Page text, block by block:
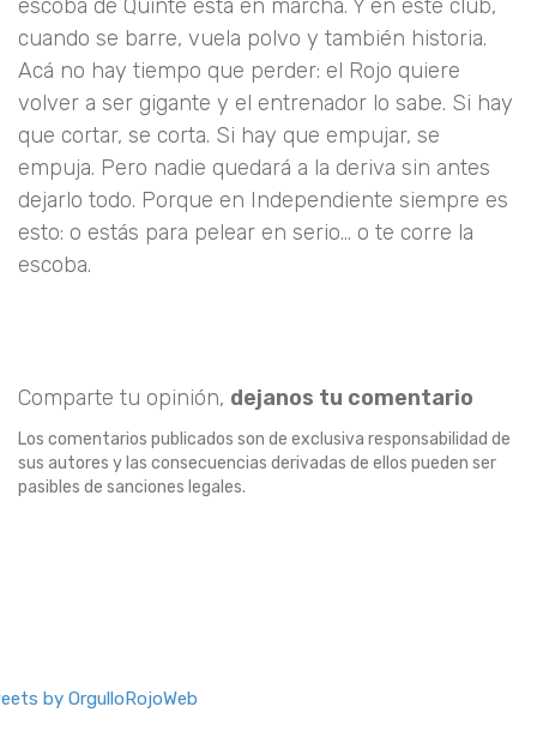
escoba de Quinte está en marcha. Y en este club,
cuando se barre, vuela polvo y también historia.
Acá no hay tiempo que perder: el Rojo quiere
volver a ser gigante y el entrenador lo sabe. Si hay
que cortar, se corta. Si hay que empujar, se
empuja. Pero nadie quedará a la deriva sin antes
dejarlo todo. Porque en Independiente siempre es
esto: o estás para pelear en serio... o te corre la
escoba.
Comparte tu opinión, dejanos tu comentario
Los comentarios publicados son de exclusiva responsabilidad de
sus autores y las consecuencias derivadas de ellos pueden ser
pasibles de sanciones legales.
by OrgulloRojoWeb